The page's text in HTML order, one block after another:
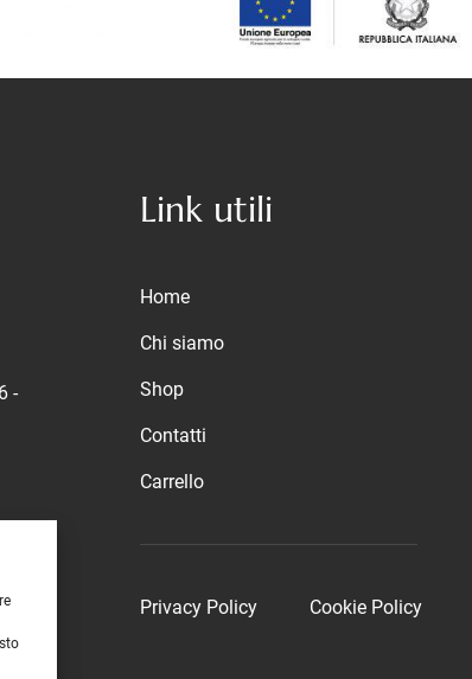
-
Link utili
Home
Chi siamo
Shop
Contatti
Carrello
Privacy Policy Cookie Policy